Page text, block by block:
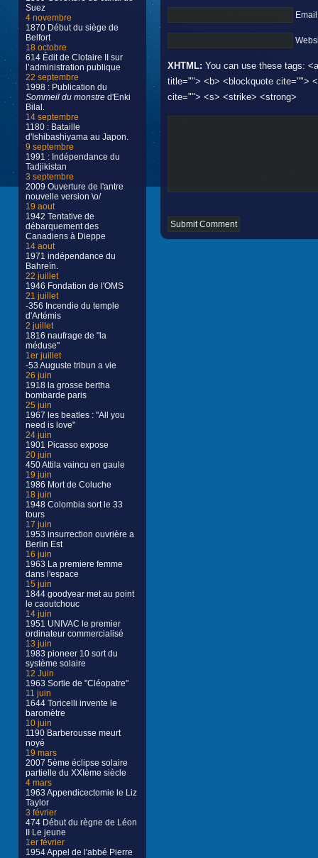
Suez
4 novembre
1870 Début du siège de
Belfort
18 octobre
614 Édit de Clotaire II sur
l’administration publique
22 septembre
1998 : Publication du
Sommeil du monstre d'Enki
Bilal.
14 septembre
1180 : Bataille
d'Ishibashiyama au Japon.
9 septembre
1991 : Indépendance du
Tadjikistan
3 septembre
2009 Ouverture de l'antre
nouvelle version \o/
19 aout
1942 Tentative de
débarquement des
Canadiens à Dieppe
14 aout
1971 indépendance du
Bahreïn.
22 juillet
1946 Fondation de l'OMS
21 juillet
-356 Incendie du temple
d'Artémis
2 juillet
1816 naufrage de "la
méduse"
1er juillet
-53 Auguste tribun a vie
26 juin
1918 la grosse bertha
bombarde paris
25 juin
1967 les beatles : "All you
need is love"
24 juin
1901 Picasso expose
20 juin
450 Attila vaincu en gaule
19 juin
1986 Mort de Coluche
18 juin
1948 Colombia sort le 33
tours
17 juin
1953 insurrection ouvrière a
Berlin Est
16 juin
1963 La premiere femme
dans l'espace
15 juin
1844 goodyear met au point
le caoutchouc
14 juin
1951 UNIVAC le premier
ordinateur commercialisé
13 juin
1983 pioneer 10 sort du
système solaire
12 Juin
1963 Sortie de "Cléopatre"
11 juin
1644 Toricelli invente le
baromètre
10 juin
1190 Barberousse meurt
noyé
19 mars
2007 5ème éclipse solaire
partielle du XXIème siècle
4 mars
1963 Appendicectomie le Liz
Taylor
3 février
474 Début du règne de Léon
II Le jeune
1er février
1954 Appel de l'abbé Pierre
XHTML: You can use these tags:
title=""> <b> <blockquote cite="">
cite=""> <s> <strike> <strong>